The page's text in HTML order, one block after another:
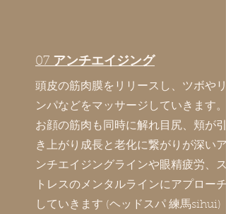
07 アンチエイジング
​頭皮の筋肉膜をリリースし、ツボやリ
ンパなどをマッサージしていきます。
お顔の筋肉も同時に解れ目尻、頬が引
き上がり成長と老化に繋がりが深いア
ンチエイジングラインや眼精疲労、ス
トレスのメンタルラインにアプローチ
していきます (ヘッドスパ 練馬sihui)